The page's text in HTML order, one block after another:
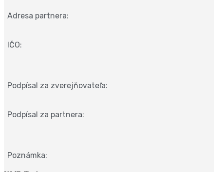
Adresa partnera:
IČO:
Podpísal za zverejňovateľa:
Podpísal za partnera:
Poznámka: